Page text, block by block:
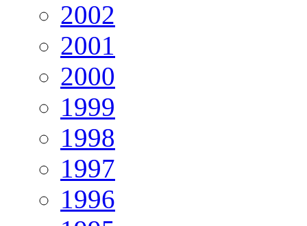
2002
2001
2000
1999
1998
1997
1996